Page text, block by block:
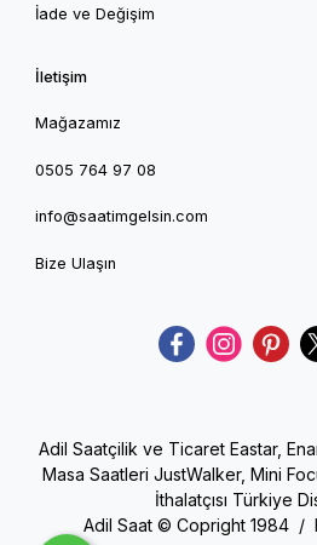
İade ve Değişim
İletişim
Mağazamız
0505 764 97 08
info@saatimgelsin.com
Bize Ulaşın
Adil Saatçilik ve Ticaret Eastar,
Masa Saatleri JustWalker, Mini
İthalatçısı Türkiye
Adil Saat © Copright 1984 /